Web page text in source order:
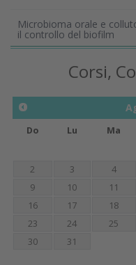
Microbioma orale e
il controllo del biofilm
Corsi,
Do Lu Ma
2
3 4
9
10 11
16
17 18
23
24 25
30
31